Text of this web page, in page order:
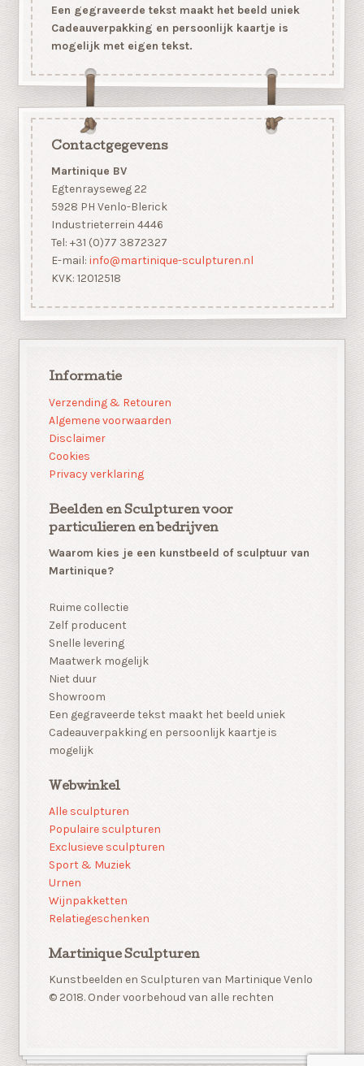
Een gegraveerde tekst maakt het beeld uniek
Cadeauverpakking en persoonlijk kaartje is
mogelijk met eigen tekst.
Contactgegevens
Martinique BV
Egtenrayseweg 22
5928 PH Venlo-Blerick
Industrieterrein 4446
Tel: +31 (0)77 3872327
E-mail: info@martinique-sculpturen.nl
KVK: 12012518
Informatie
Verzending & Retouren
Algemene voorwaarden
Disclaimer
Cookies
Privacy verklaring
Beelden en Sculpturen voor
particulieren en bedrijven
Waarom kies je een kunstbeeld of sculptuur van
Martinique?
Ruime collectie
Zelf producent
Snelle levering
Maatwerk mogelijk
Niet duur
Showroom
Een gegraveerde tekst maakt het beeld uniek
Cadeauverpakking en persoonlijk kaartje is
mogelijk
Webwinkel
Alle sculpturen
Populaire sculpturen
Exclusieve sculpturen
Sport & Muziek
Urnen
Wijnpakketten
Relatiegeschenken
Martinique Sculpturen
Kunstbeelden en Sculpturen van Martinique Venlo
© 2018. Onder voorbehoud van alle rechten